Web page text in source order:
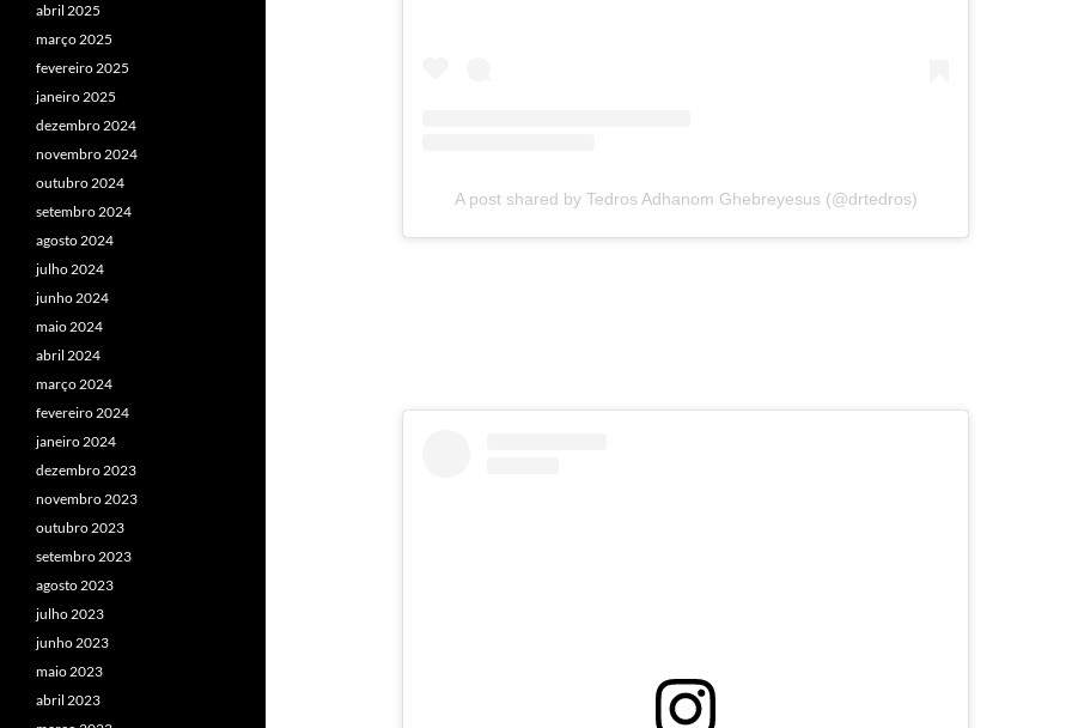
A post shared by Tedros Adhanom Ghebreyesus (@drtedros)
abril 2025
março 2025
fevereiro 2025
janeiro 2025
dezembro 2024
novembro 2024
outubro 2024
setembro 2024
agosto 2024
julho 2024
junho 2024
maio 2024
abril 2024
março 2024
fevereiro 2024
janeiro 2024
dezembro 2023
novembro 2023
outubro 2023
setembro 2023
agosto 2023
julho 2023
junho 2023
maio 2023
abril 2023